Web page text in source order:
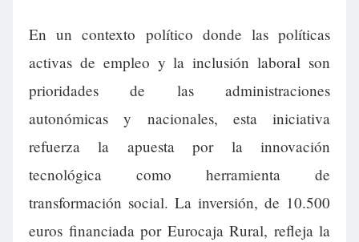
En un contexto político donde las políticas
activas de empleo y la inclusión laboral son
prioridades de las administraciones
autonómicas y nacionales, esta iniciativa
refuerza la apuesta por la innovación
tecnológica como herramienta de
transformación social. La inversión, de 10.500
euros financiada por Eurocaja Rural, refleja la